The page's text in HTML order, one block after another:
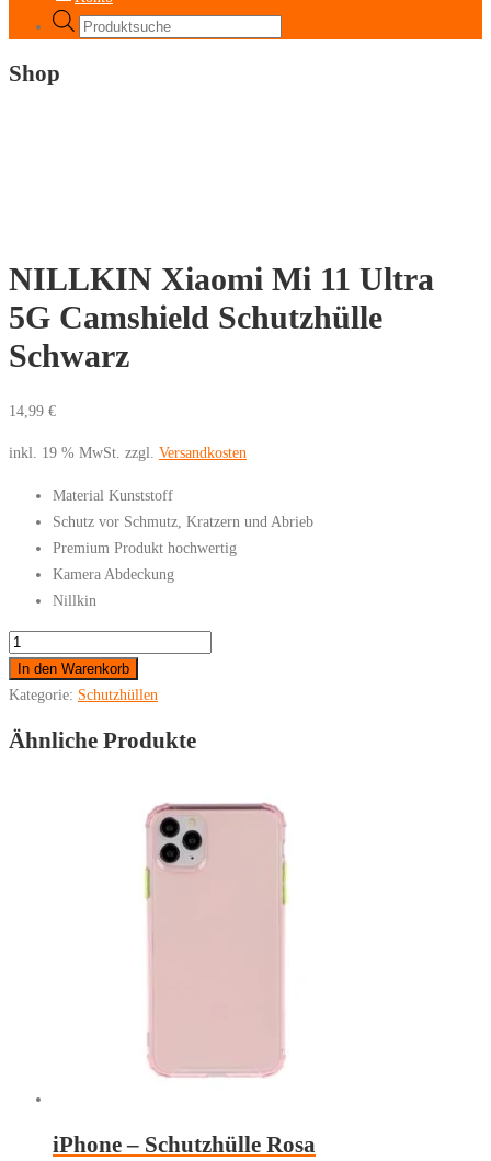
Products
Shop
NILLKIN Xiaomi Mi 11 Ultra
5G Camshield Schutzhülle
Schwarz
14,99 €
inkl. 19 % MwSt. zzgl. Versandkosten
Material Kunststoff
Schutz vor Schmutz, Kratzern und Abrieb
Premium Produkt hochwertig
Kamera Abdeckung
Nillkin
NILLKIN
Xiaomi
Mi
Ultra
In den Warenkorb
Kategorie: Schutzhüllen
Ähnliche Produkte
iPhone – Schutzhülle Rosa